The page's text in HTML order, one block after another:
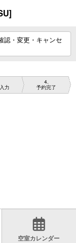
認・変更・キャンセ
力
4
予約完了
空室カレンダー